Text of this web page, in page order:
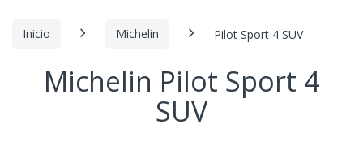
Inicio Michelin Pilot Sport 4 SUV
Michelin Pilot Sport 4
SUV